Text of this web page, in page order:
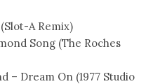
A Remix)
Song (The Roches
– Dream On (1977 Studio